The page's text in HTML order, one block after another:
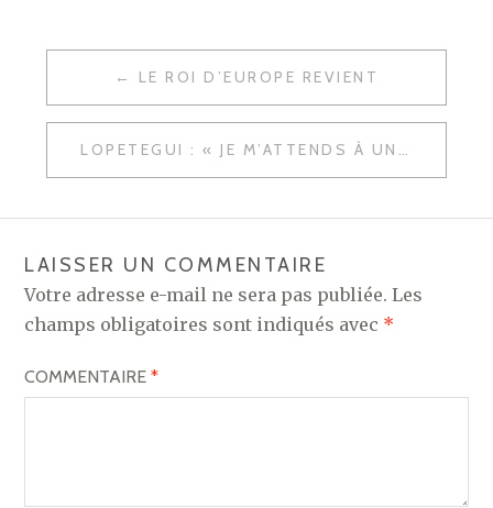
NAVIGATION
DE
L’ARTICLE
LE ROI D’EUROPE REVIENT
LOPETEGUI : « JE M’ATTENDS À UNE ÉQUIPE AMBITIEUSE ET AGRESSIVE »
LAISSER UN COMMENTAIRE
Votre adresse e-mail ne sera pas publiée. Les
champs obligatoires sont indiqués avec *
COMMENTAIRE*